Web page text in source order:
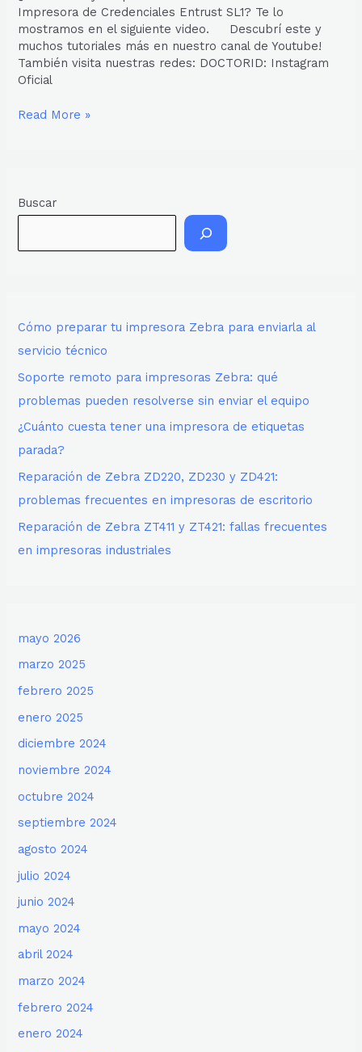
Impresora de Credenciales Entrust SL1? Te lo
mostramos en el siguiente video. Descubrí este y
muchos tutoriales más en nuestro canal de Youtube!
También visita nuestras redes: DOCTORID: Instagram
Oficial
Read More »
Buscar
Cómo preparar tu impresora Zebra para enviarla al
servicio técnico
Soporte remoto para impresoras Zebra: qué
problemas pueden resolverse sin enviar el equipo
¿Cuánto cuesta tener una impresora de etiquetas
parada?
Reparación de Zebra ZD220, ZD230 y ZD421:
problemas frecuentes en impresoras de escritorio
Reparación de Zebra ZT411 y ZT421: fallas frecuentes
en impresoras industriales
mayo 2026
marzo 2025
febrero 2025
enero 2025
diciembre 2024
noviembre 2024
octubre 2024
septiembre 2024
agosto 2024
julio 2024
junio 2024
mayo 2024
abril 2024
marzo 2024
febrero 2024
enero 2024